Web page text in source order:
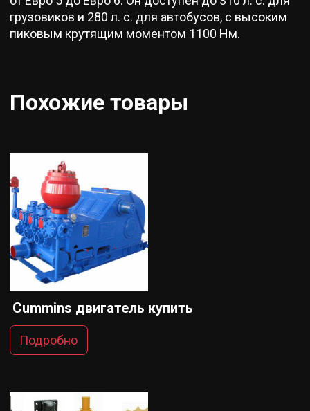
грузовиков и 280 л. с. для автобусов, с высоким
пиковым крутящим моментом 1100 Нм.
Похожие товары
Cummins двигатель купить
Подробно